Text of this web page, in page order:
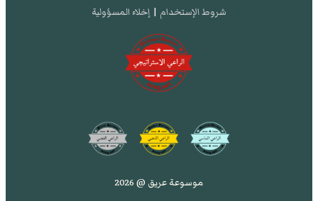
شروط الإستخدام | إخلاء المسؤولية
موسوعة عريق @ 2026